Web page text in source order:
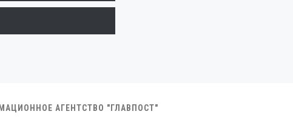
АГЕНТСТВО "ГЛАВПОСТ"